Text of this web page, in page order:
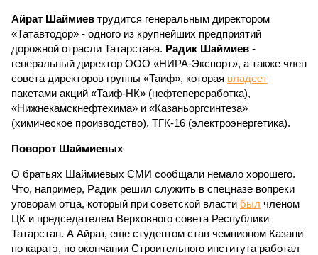
Айрат Шаймиев трудится генеральным директором
«Татавтодор» - одного из крупнейших предприятий
дорожной отрасли Татарстана. Радик Шаймиев -
генеральный директор ООО «НИРА-Экспорт», а также член
совета директоров группы «Таиф», которая владеет
пакетами акций «Таиф-НК» (нефтепереработка),
«Нижнекамскнефтехима» и «Казаньоргсинтеза»
(химическое производство), ТГК-16 (электроэнергетика).
Поворот Шаймиевых
О братьях Шаймиевых СМИ сообщали немало хорошего.
Что, например, Радик решил служить в спецназе вопреки
уговорам отца, который при советской власти был членом
ЦК и председателем Верховного совета Республики
Татарстан. А Айрат, еще студентом став чемпионом Казани
по каратэ, по окончании Строительного института работал